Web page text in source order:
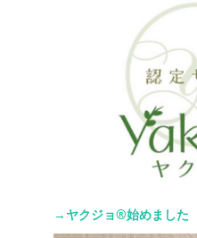
→ヤクジョ®︎始めました